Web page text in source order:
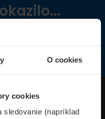
O cookies
cookies
sledovanie (napríklad
stránku